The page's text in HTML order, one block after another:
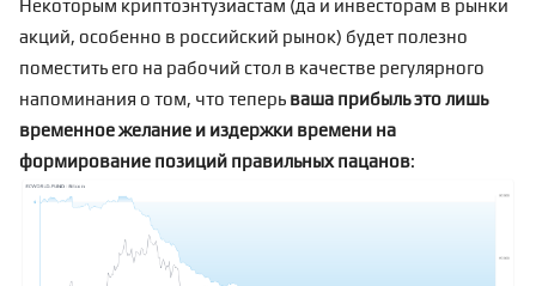
Некоторым криптоэнтузиастам (да и инвесторам в рынки
акций, особенно в российский рынок) будет полезно
поместить его на рабочий стол в качестве регулярного
напоминания о том, что теперь ваша прибыль это лишь
временное желание и издержки времени на
формирование позиций правильных пацанов: